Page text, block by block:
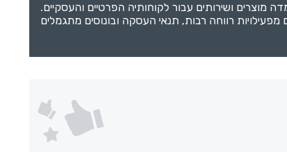
מתמשכת, ומפתחת בהתמדה מוצרים ושירותים עבור לקוחותיה הפרטיים והעסקיים.
רווחה רבות, תנאי העסקה ובונוסים מתגמלים